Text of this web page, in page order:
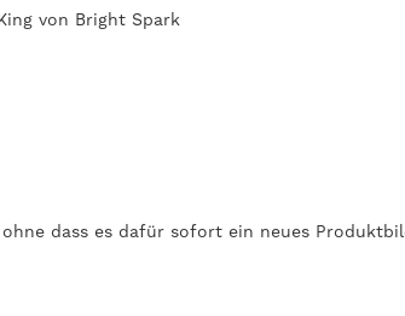
von Bright Spark
dass es dafür sofort ein neues